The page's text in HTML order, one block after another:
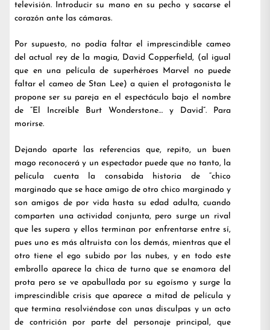
televisión. Introducir su mano en su pecho y sacarse el
corazón ante las cámaras.
Por supuesto, no podía faltar el imprescindible cameo
del actual rey de la magia, David Copperfield, (al igual
que en una película de superhéroes Marvel no puede
faltar el cameo de Stan Lee) a quien el protagonista le
propone ser su pareja en el espectáculo bajo el nombre
de “El Increíble Burt Wonderstone… y David”. Para
morirse.
Dejando aparte las referencias que, repito, un buen
mago reconocerá y un espectador puede que no tanto, la
película cuenta la consabida historia de “chico
marginado que se hace amigo de otro chico marginado y
son amigos de por vida hasta su edad adulta, cuando
comparten una actividad conjunta, pero surge un rival
que les supera y ellos terminan por enfrentarse entre sí,
pues uno es más altruista con los demás, mientras que el
otro tiene el ego subido por las nubes, y en todo este
embrollo aparece la chica de turno que se enamora del
prota pero se ve apabullada por su egoísmo y surge la
imprescindible crisis que aparece a mitad de película y
que termina resolviéndose con unas disculpas y un acto
de contrición por parte del personaje principal, que